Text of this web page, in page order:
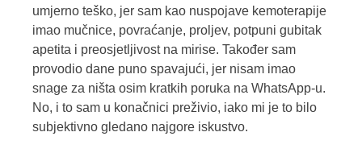
umjerno teško, jer sam kao nuspojave kemoterapije
imao mučnice, povraćanje, proljev, potpuni gubitak
apetita i preosjetljivost na mirise. Također sam
provodio dane puno spavajući, jer nisam imao
snage za ništa osim kratkih poruka na WhatsApp-u.
No, i to sam u konačnici preživio, iako mi je to bilo
subjektivno gledano najgore iskustvo.